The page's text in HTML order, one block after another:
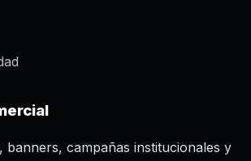
banners, campañas institucionales y